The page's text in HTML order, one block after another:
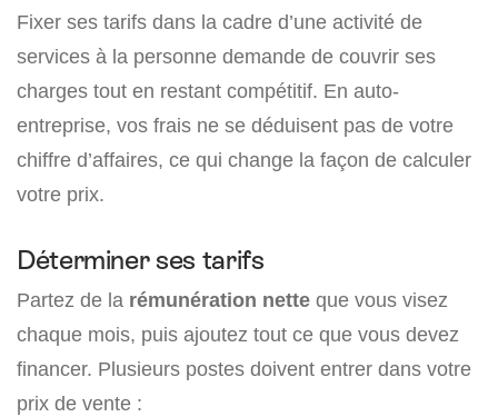
Fixer ses tarifs dans la cadre d’une activité de
services à la personne demande de couvrir ses
charges tout en restant compétitif. En auto-
entreprise, vos frais ne se déduisent pas de votre
chiffre d’affaires, ce qui change la façon de calculer
votre prix.
Déterminer ses tarifs
Partez de la rémunération nette que vous visez
chaque mois, puis ajoutez tout ce que vous devez
financer. Plusieurs postes doivent entrer dans votre
prix de vente :